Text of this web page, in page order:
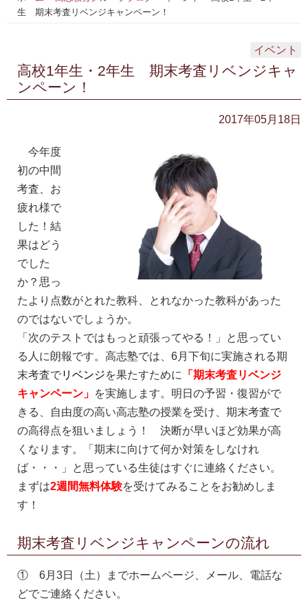
生 期末考査リベンジキャンペーン！
イベント
高校1年生・2年生 期末考査リベンジキャ
ンペーン！
2017年05月18日
今年度
初の中間
考査、お
疲れ様で
した！結
果はどう
でした
か？思っ
たより点数がとれた教科、とれなかった教科があった
のではないでしょうか。
「次のテストではもっと頑張ってやる！」と思ってい
る人に朗報です。高志塾では、6月下旬に実施される期
末考査でリベンジを果たすために
「期末考査リベンジ
キャンペーン」 を実施します。明日の予習・復習がで
きる、自由度の高い高志塾の授業を受け、期末考査で
の高得点を狙いましょう！ 決断が早いほど効果が高
くなります。「期末に向けて何か対策をしなけれ
ば・・・」と思っている生徒はすぐに連絡ください。
まずは2週間無料体験を受けてみることをお勧めしま
す！
期末考査リベンジキャンペーンの流れ
① 6月3日（土）までホームページ、メール、電話な
どでご連絡ください。